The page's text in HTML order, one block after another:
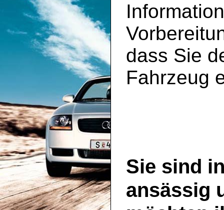
dass Sie
Fahrzeug
Sie sind
ansässig